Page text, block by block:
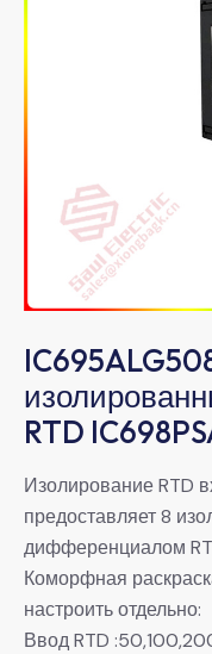
RTD
Изолирование RTD
предоставляет 8
дифференциалом
Коморфная
настроить отдельно:
Ввод RTD